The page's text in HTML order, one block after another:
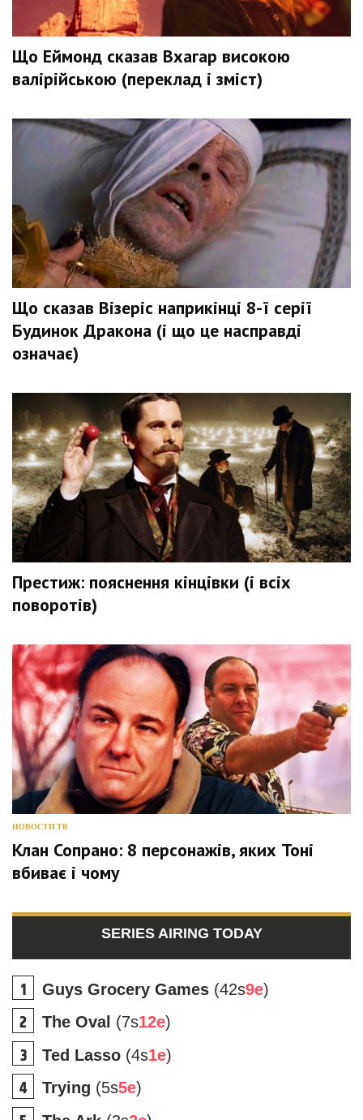
Що Еймонд сказав Вхагар високою
валірійською (переклад і зміст)
Що сказав Візеріс наприкінці 8-ї серії
Будинок Дракона (і що це насправді
означає)
Престиж: пояснення кінцівки (і всіх
поворотів)
НОВОСТИ ТВ
Клан Сопрано: 8 персонажів, яких Тоні
вбиває і чому
SERIES AIRING TODAY
Guys Grocery Games (42s9e)
The Oval (7s12e)
Ted Lasso (4s1e)
Trying (5s5e)